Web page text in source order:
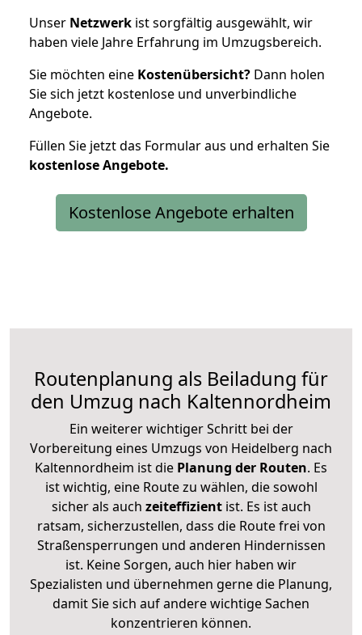
Unser Netzwerk ist sorgfältig ausgewählt, wir
haben viele Jahre Erfahrung im Umzugsbereich.
Sie möchten eine Kostenübersicht? Dann holen
Sie sich jetzt kostenlose und unverbindliche
Angebote.
Füllen Sie jetzt das Formular aus und erhalten Sie
kostenloseAngebote.
Kostenlose Angebote erhalten
Routenplanung als Beiladung für
den Umzug nach Kaltennordheim
Ein weiterer wichtiger Schritt bei der
Vorbereitung eines Umzugs von Heidelberg nach
Kaltennordheim ist die Planung der Routen. Es
ist wichtig, eine Route zu wählen, die sowohl
sicher als auch zeiteffizientist. Es ist auch
ratsam, sicherzustellen, dass die Route frei von
Straßensperrungen und anderen Hindernissen
ist. Keine Sorgen, auch hier haben wir
Spezialisten und übernehmen gerne die Planung,
damit Sie sich auf andere wichtige Sachen
konzentrieren können.